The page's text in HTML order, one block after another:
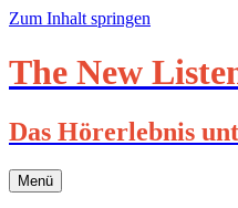
Zum Inhalt springen
The New
Das Hörerlebnis
Menü